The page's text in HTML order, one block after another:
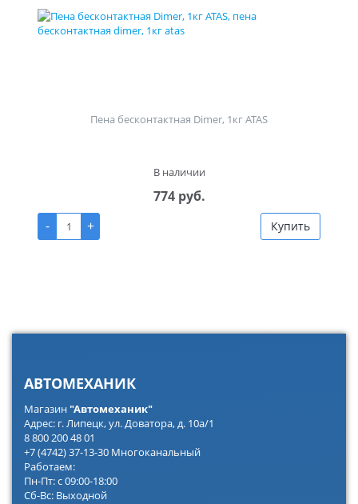
Пена бесконтактная Dimer, 1кг ATAS
В наличии
774 руб.
-
+ Купить
АВТОМЕХАНИК
Магазин"Автомеханик"
Адрес: г. Липецк, ул. Доватора, д. 10а/1
8 800 200 48 01
+7 (4742) 37-13-30 Многоканальный
Работаем:
Пн-Пт: с 09:00-18:00
Сб-Вс: Выходной